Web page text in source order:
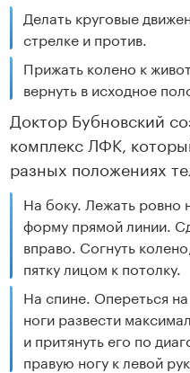
Делать круговые
стрелке и против.
Прижать колено к
вернуть в исходное
Доктор Бубновский
комплекс ЛФК,
разных положениях
На боку. Лежать ровно
форму прямой линии.
вправо. Согнуть
пятку лицом к потолку.
На спине. Опереться
ноги развести
и притянуть его по
правую ногу к левой